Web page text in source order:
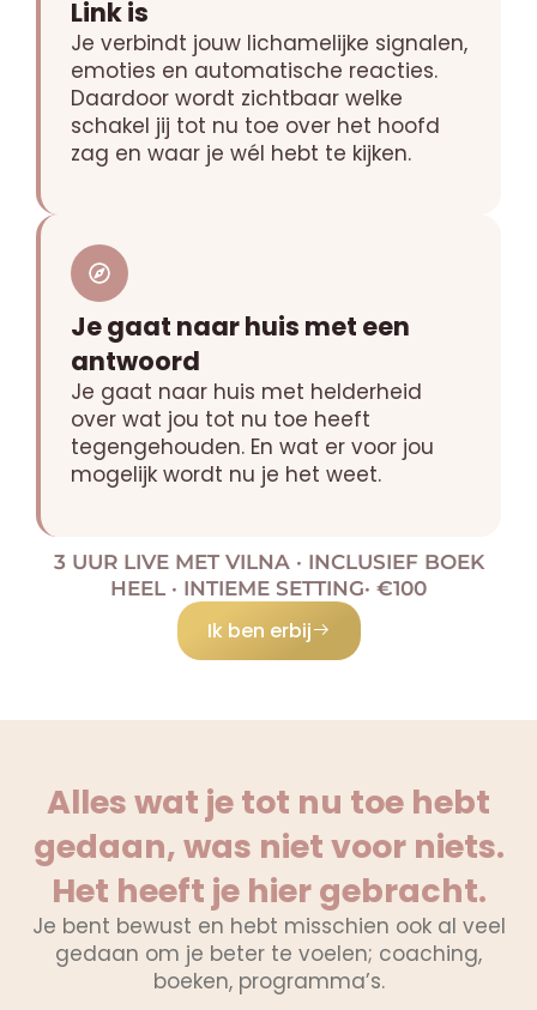
Link is
Je verbindt jouw lichamelijke signalen,
emoties en automatische reacties.
Daardoor wordt zichtbaar welke
schakel jij tot nu toe over het hoofd
zag en waar je wél hebt te kijken.
Je gaat naar huis met een
antwoord
Je gaat naar huis met helderheid
over wat jou tot nu toe heeft
tegengehouden. En wat er voor jou
mogelijk wordt nu je het weet.
3 UUR LIVE MET VILNA · INCLUSIEF BOEK
HEEL · INTIEME SETTING· €100
Ik ben erbij
Alles wat je tot nu toe hebt
gedaan, was niet voor niets.
Het heeft je hier gebracht.
Je bent bewust en hebt misschien ook al veel
gedaan om je beter te voelen; coaching,
boeken, programma’s.